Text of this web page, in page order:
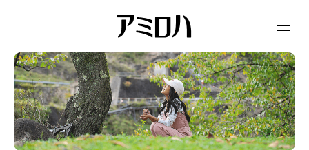
t
g
l
e
n
a
v
i
g
a